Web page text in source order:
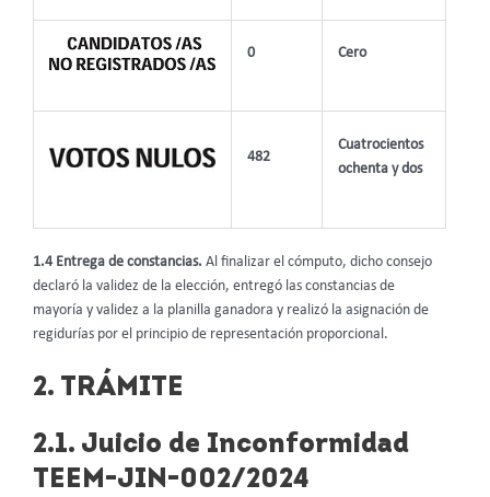
0 Cero
482
Cuatrocientos
ochenta y dos
1.4 Entrega de constancias. Al finalizar el cómputo, dicho consejo
declaró la validez de la elección, entregó las constancias de
mayoría y validez a la planilla ganadora y realizó la asignación de
regidurías por el principio de representación proporcional.
2. TRÁMITE
2.1. Juicio de Inconformidad
TEEM-JIN-002/2024